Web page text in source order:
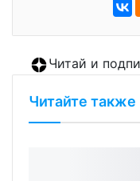
Читай и
Читайте также